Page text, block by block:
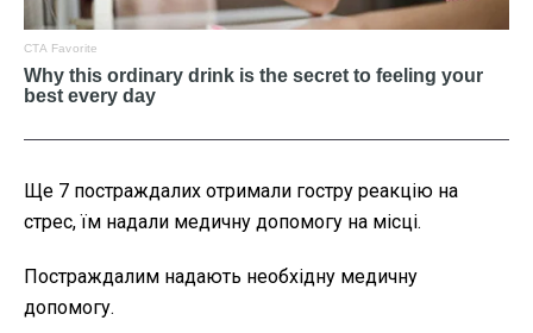
Ще 7 постраждалих отримали гостру реакцію на
стрес, їм надали медичну допомогу на місці.
Постраждалим надають необхідну медичну
допомогу.